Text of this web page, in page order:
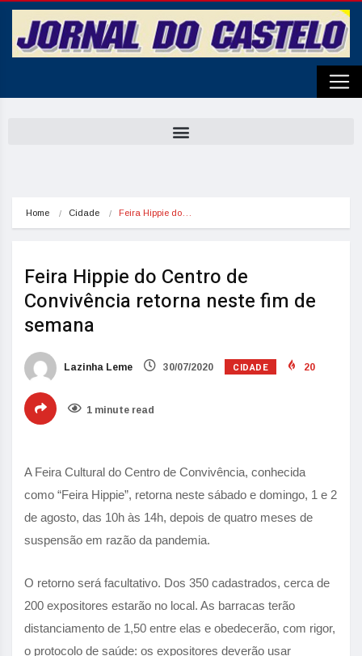
Home Cidade Feira Hippie do…
Feira Hippie do Centro de
Convivência retorna neste fim de
semana
Lazinha Leme 30/07/2020 CIDADE 20
1 minute read
A Feira Cultural do Centro de Convivência, conhecida
como “Feira Hippie”, retorna neste sábado e domingo, 1 e 2
de agosto, das 10h às 14h, depois de quatro meses de
suspensão em razão da pandemia.
O retorno será facultativo. Dos 350 cadastrados, cerca de
200 expositores estarão no local. As barracas terão
distanciamento de 1,50 entre elas e obedecerão, com rigor,
o protocolo de saúde: os expositores deverão usar